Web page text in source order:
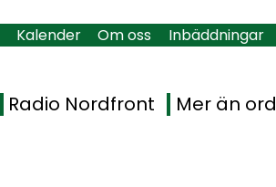
Kalender Om oss Inbäddningar
Radio Nordfront Mer än ord